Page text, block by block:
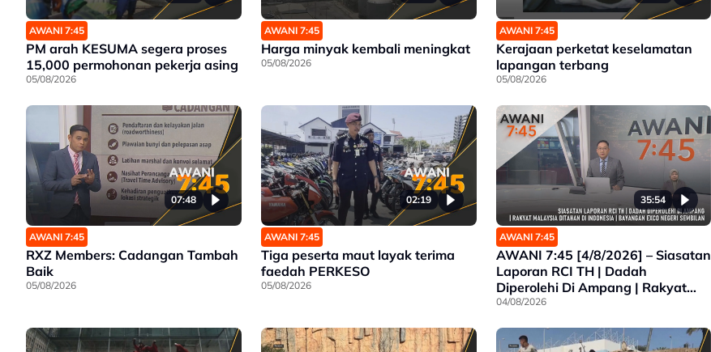
AWANI 7:45
PM arah KESUMA segera proses
15,000 permohonan pekerja asing
05/08/2026
AWANI 7:45
Harga minyak kembali meningkat
05/08/2026
AWANI 7:45
Kerajaan perketat keselamatan
lapangan terbang
05/08/2026
07:48
AWANI 7:45
RXZ Members: Cadangan Tambah
Baik
05/08/2026
02:19
AWANI 7:45
Tiga peserta maut layak terima
faedah PERKESO
05/08/2026
35:54
AWANI 7:45
AWANI 7:45 [4/8/2026] – Siasatan
Laporan RCI TH | Dadah
Diperolehi Di Ampang | Rakyat
Malaysia Ditahan Di Indonesia |
04/08/2026